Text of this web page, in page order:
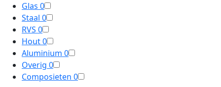
Glas 0
Staal 0
RVS 0
Hout0
Aluminium 0
Overig 0
Composieten 0